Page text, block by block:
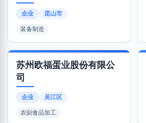
企业 昆山市
装备制造
苏州欧福蛋业股份有限公
司
企业 吴江区
农副食品加工